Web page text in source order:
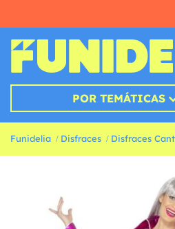
POR TEMÁTICAS
Funidelia Disfraces Disfraces